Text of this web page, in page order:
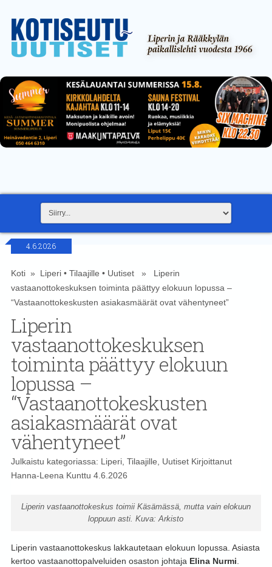
4.6.2026
Koti» Liperi• Tilaajille • Uutiset» Liperin
vastaanottokeskuksen toiminta päättyy elokuun lopussa –
“Vastaanottokeskusten asiakasmäärät ovat vähentyneet”
Liperin
vastaanottokeskuksen
toiminta päättyy elokuun
lopussa –
“Vastaanottokeskusten
asiakasmäärät ovat
vähentyneet”
Julkaistu kategoriassa: Liperi, Tilaajille, UutisetKirjoittanut
Hanna-Leena Kunttu 4.6.2026
Liperin vastaanottokeskus toimii Käsämässä, mutta vain elokuun
loppuun asti. Kuva: Arkisto
Liperin vastaanottokeskus lakkautetaan elokuun lopussa. Asiasta
kertoo vastaanottopalveluiden osaston johtaja Elina Nurmi.